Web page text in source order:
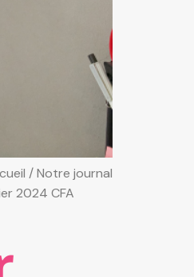
/ Notre journal
2024 CFA